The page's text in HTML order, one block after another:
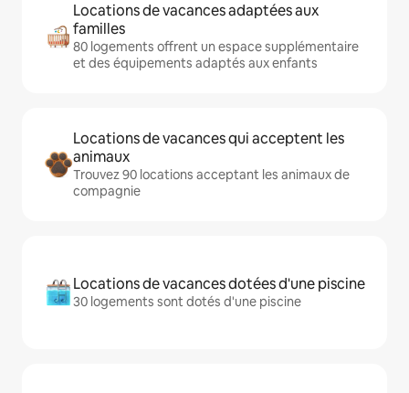
Locations de vacances adaptées aux
familles
80 logements offrent un espace supplémentaire
et des équipements adaptés aux enfants
Locations de vacances qui acceptent les
animaux
Trouvez 90 locations acceptant les animaux de
compagnie
Locations de vacances dotées d'une piscine
30 logements sont dotés d'une piscine